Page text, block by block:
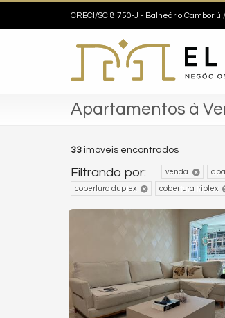
CRECI/SC 8.750-J - Balneário Camboriú /
Apartamentos à
33 imóveis encontrados
Filtrando por: venda
cobertura duplex cobertura triplex